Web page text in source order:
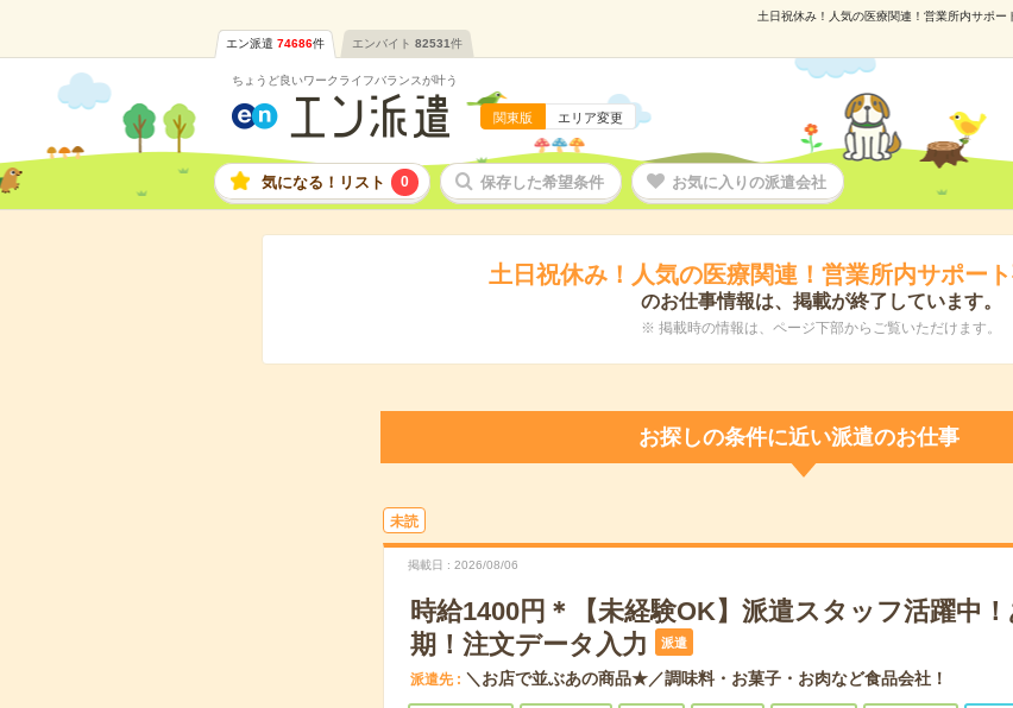
土日祝休み！人気の医療関連！営業所内サポ
エン派遣 74686件 エンバイト 82531件
ちょうど良いワークライフバランスが叶う
関東版 エリア変更
気になる！リスト 0 保存した希望条件 お気に入りの派遣会社
土日祝休み！人気の医療関連！営業所内サポー
のお仕事情報は、掲載が終了しています。
※ 掲載時の情報は、ページ下部からご覧いただけます。
お探しの条件に近い派遣のお仕事
未読
掲載日 2026/08/06
時給1400円＊【未経験OK】派遣スタッフ活躍中
期！注文データ入力
派遣
派遣先 ＼お店で並ぶあの商品★／調味料・お菓子・お肉など食品会社！